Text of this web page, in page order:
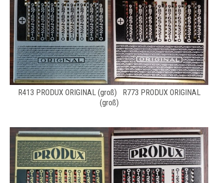
R413 PRODUX ORIGINAL (groß) R773 PRODUX ORIGINAL
(groß)